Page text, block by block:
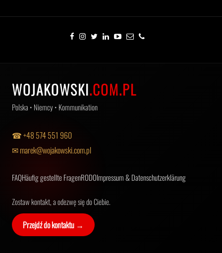
WOJAKOWSKI.COM.PL
Polska • Niemcy • Kommunikation
☎ +48 574 551 960
✉ marek@wojakowski.com.pl
FAQHäufig gestellte FragenRODOImpressum & Datenschutzerklärung
Zostaw kontakt, a odezwę się do Ciebie.
Przejdź do kontaktu →